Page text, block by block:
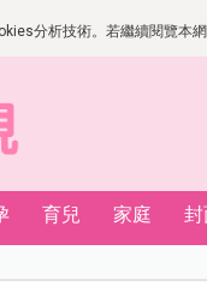
分析技術。若繼續閱覽本
育兒 家庭 封